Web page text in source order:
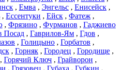
, Емва , Энгельс , Енисейск ,
, Ессентуки , Ейск , Фатеж ,
, Фрязино , Фурманов , Гаджиево
Посад , Гаврилов-Ям , Гдов ,
, Голицыно , Горбатов ,
, Горняк , Городец , Городище ,
, Горячий Ключ , Грайворон ,